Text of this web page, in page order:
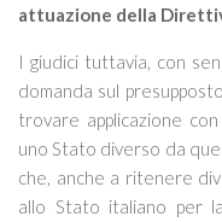
attuazione della
I giudici tuttavia, con
domanda sul
trovare applicazione
uno Stato diverso da
che, anche a ritenere
allo Stato italiano per